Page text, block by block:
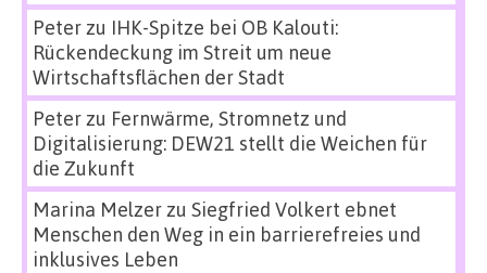
Peterzu IHK-Spitze bei OB Kalouti:
Rückendeckung im Streit um neue
Wirtschaftsflächen der Stadt
Peterzu Fernwärme, Stromnetz und
Digitalisierung: DEW21 stellt die Weichen für
die Zukunft
Marina Melzerzu Siegfried Volkert ebnet
Menschen den Weg in ein barrierefreies und
inklusives Leben